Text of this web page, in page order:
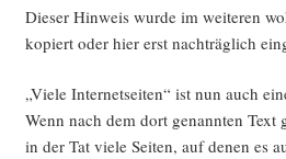
Die­ser Hin­weis wur­de im wei­te­ren
ko­piert oder hier erst nach­träg­lich
„Vie­le Inter­net­sei­ten“ ist nun auch
Wenn nach dem dort genann­ten Text
in der Tat vie­le Sei­ten, auf denen es